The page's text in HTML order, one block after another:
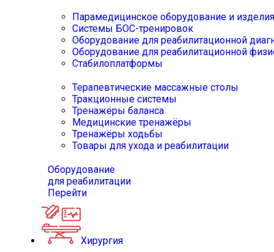
Парамедицинское оборудование и изделия
Системы БОС-тренировок
Оборудование для реабилитационной
Оборудование для реабилитационной
Стабилоплатформы
Терапевтические массажные столы
Тракционные системы
Тренажёры баланса
Медицинские тренажёры
Тренажёры ходьбы
Товары для ухода и реабилитации
Оборудование
для реабилитации
Перейти
Хирургия